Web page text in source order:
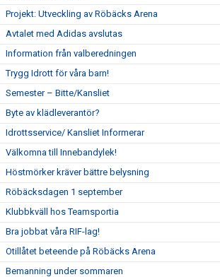
Projekt: Utveckling av Röbäcks Arena
Avtalet med Adidas avslutas
Information från valberedningen
Trygg Idrott för våra barn!
Semester – Bitte/Kansliet
Byte av klädleverantör?
Idrottsservice/ Kansliet Informerar
Välkomna till Innebandylek!
Höstmörker kräver bättre belysning
Röbäcksdagen 1 september
Klubbkväll hos Teamsportia
Bra jobbat våra RIF-lag!
Otillåtet beteende på Röbäcks Arena
Bemanning under sommaren